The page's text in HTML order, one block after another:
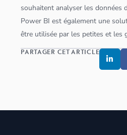
souhaitent analyser lesdonnées
Power BI est également une
être utilisée par les petites et les
PARTAGER CET ARTICLE